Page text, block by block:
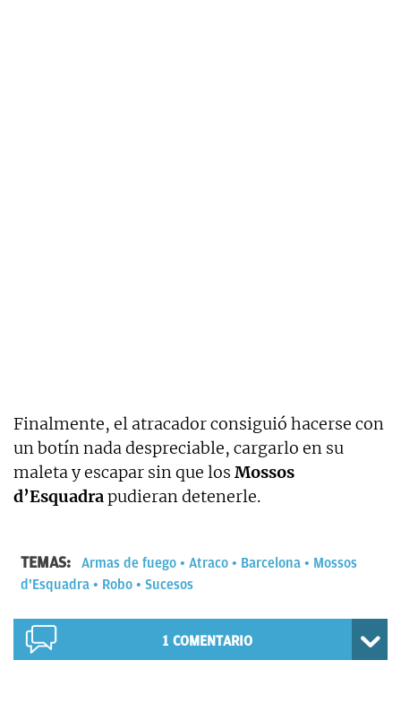
Finalmente, el atracador consiguió hacerse con
un botín nada despreciable, cargarlo en su
maleta y escapar sin que los Mossos
d’Esquadrapudieran detenerle.
TEMAS: Armas de fuego Atraco Barcelona
Mossos
d'Esquadra
Robo Sucesos
1 COMENTARIO